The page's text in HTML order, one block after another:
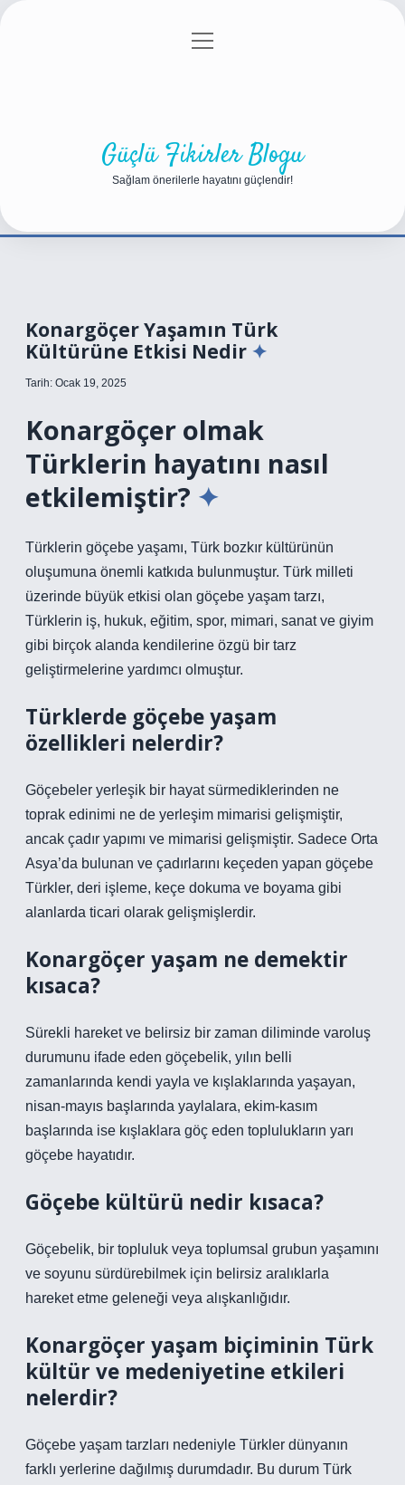
Gizlilik Politikası
menüyü
Güçlü Fikirler Blogu
Sağlam önerilerle hayatını güçlendir!
Konargöçer Yaşamın Türk
Kültürüne Etkisi Nedir
Tarih: Ocak 19, 2025
Konargöçer olmak
Türklerin hayatını nasıl
etkilemiştir?
Türklerin göçebe yaşamı, Türk bozkır kültürünün
oluşumuna önemli katkıda bulunmuştur. Türk milleti
üzerinde büyük etkisi olan göçebe yaşam tarzı,
Türklerin iş, hukuk, eğitim, spor, mimari, sanat ve giyim
gibi birçok alanda kendilerine özgü bir tarz
geliştirmelerine yardımcı olmuştur.
Türklerde göçebe yaşam
özellikleri nelerdir?
Göçebeler yerleşik bir hayat sürmediklerinden ne
toprak edinimi ne de yerleşim mimarisi gelişmiştir,
ancak çadır yapımı ve mimarisi gelişmiştir. Sadece Orta
Asya’da bulunan ve çadırlarını keçeden yapan göçebe
Türkler, deri işleme, keçe dokuma ve boyama gibi
alanlarda ticari olarak gelişmişlerdir.
Konargöçer yaşam ne demektir
kısaca?
Sürekli hareket ve belirsiz bir zaman diliminde varoluş
durumunu ifade eden göçebelik, yılın belli
zamanlarında kendi yayla ve kışlaklarında yaşayan,
nisan-mayıs başlarında yaylalara, ekim-kasım
başlarında ise kışlaklara göç eden toplulukların yarı
göçebe hayatıdır.
Göçebe kültürü nedir kısaca?
Göçebelik, bir topluluk veya toplumsal grubun yaşamını
ve soyunu sürdürebilmek için belirsiz aralıklarla
hareket etme geleneği veya alışkanlığıdır.
Konargöçer yaşam biçiminin Türk
kültür ve medeniyetine etkileri
nelerdir?
Göçebe yaşam tarzları nedeniyle Türkler dünyanın
farklı yerlerine dağılmış durumdadır. Bu durum Türk